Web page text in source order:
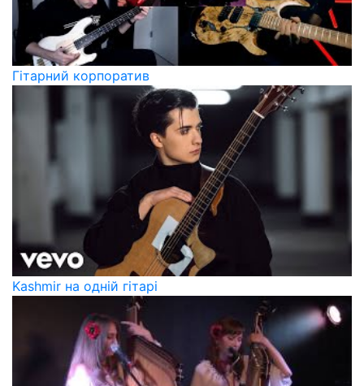
Гітарний корпоратив
Kashmir на одній гітарі